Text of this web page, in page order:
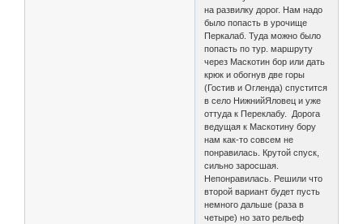
на развилку дорог. Нам надо
было попасть в урочище
Перкалаб. Туда можно было
попасть по тур. маршруту
через Маскотин бор или дать
крюк и обогнув две горы
(Гостив и Огленда) спустится
в село НижнийЯловец и уже
оттуда к Переклабу. Дорога
ведущая к Маскотину бору
нам как-то совсем не
понравилась. Крутой спуск,
сильно заросшая.
Непонравилась. Решили что
второй вариант будет пусть
немного дальше (раза в
четыре) но зато рельеф